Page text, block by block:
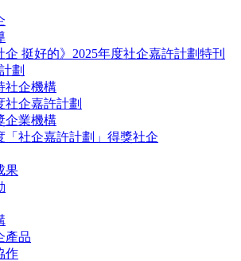
企 挺好的》2025年度社企嘉許計劃特刊
劃
社企機構
社企嘉許計劃
企業機構
「社企嘉許計劃」得獎社企
果
產品
作